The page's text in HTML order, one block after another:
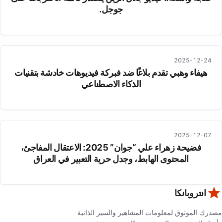
جوجل.
2025-12-24
هيفاء وهبي تقدم بلاغًا ضد فبركة فيديوهات خادشة بتقنيات
الذكاء الاصطناعي
2025-12-07
فضيحة زهراء علي “جوان” 2025: الاعتقال المفاجئ،
المحتوى الهابط، وجدل حرية التعبير في العراق
انتروبانكا
مصدرك الموثوق لمعلومات المشاهير والسير الذاتية